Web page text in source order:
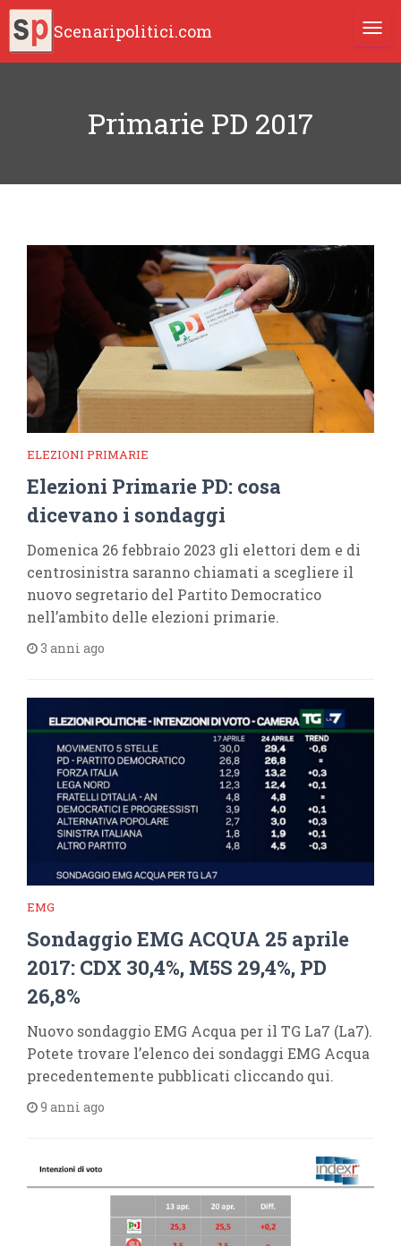
Scenaripolitici.com
Primarie PD 2017
ELEZIONI PRIMARIE
Elezioni Primarie PD: cosa
dicevano i sondaggi
Domenica 26 febbraio 2023 gli elettori dem e di
centrosinistra saranno chiamati a scegliere il
nuovo segretario del Partito Democratico
nell’ambito delle elezioni primarie.
3 anni ago
EMG
Sondaggio EMG ACQUA 25 aprile
2017: CDX 30,4%, M5S 29,4%, PD
26,8%
Nuovo sondaggio EMG Acqua per il TG La7 (La7).
Potete trovare l’elenco dei sondaggi EMG Acqua
precedentemente pubblicati cliccando qui.
9 anni ago